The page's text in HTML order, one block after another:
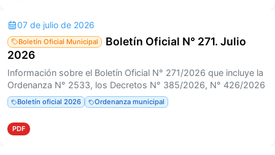
07 de julio de 2026
Boletín Oficial Municipal
Boletín Oficial N° 271. Julio
2026
Información sobre el Boletín Oficial N° 271/2026 que incluye la
Ordenanza N° 2533, los Decretos N° 385/2026, N° 426/2026
Boletín oficial 2026 Ordenanza municipal
PDF